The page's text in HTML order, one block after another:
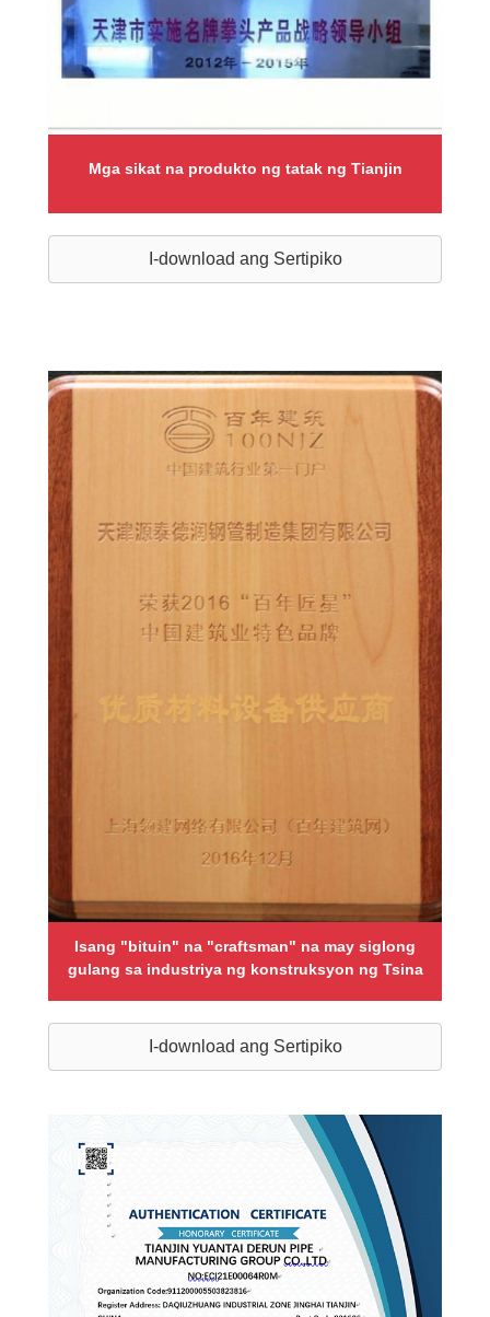
Mga sikat na produkto ng tatak ng Tianjin
I-download ang Sertipiko
Isang "bituin" na "craftsman" na may siglong
gulang sa industriya ng konstruksyon ng Tsina
I-download ang Sertipiko